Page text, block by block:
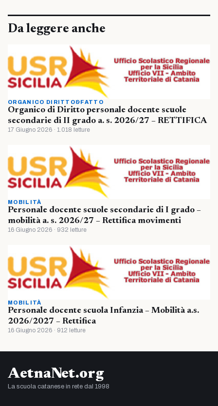
Da leggere anche
ORGANICO DIRITTO&FATTO
Organico di Diritto personale docente scuole
secondarie di II grado a. s. 2026/27 – RETTIFICA
17 Giugno 2026 · 1.018 letture
MOBILITÀ
Personale docente scuole secondarie di I grado –
mobilità a. s. 2026/27 – Rettifica movimenti
16 Giugno 2026 · 932 letture
MOBILITÀ
Personale docente scuola Infanzia – Mobilità a.s.
2026/2027 – Rettifica
16 Giugno 2026 · 912 letture
AetnaNet.org
La scuola catanese in rete dal 1998